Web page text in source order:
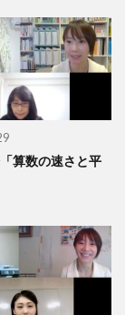
算数の速さと平